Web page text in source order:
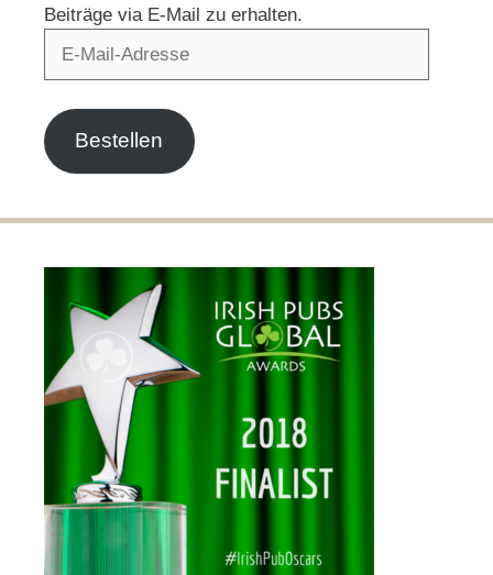
Beiträge via E-Mail zu erhalten.
Bestellen